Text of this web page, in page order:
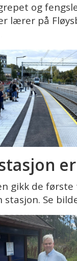
og
lærer på
gikk de
Se